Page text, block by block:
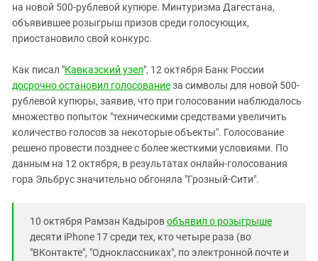
Южная Осетия
ЮФО
на новой 500-рублевой купюре. Минтуризма Дагестана,
объявившее розыгрыш призов среди голосующих,
приостановило свой конкурс.
Как писал "Кавказский узел", 12 октября Банк России
досрочно остановил голосованиеза символы для новой 500-
рублевой купюры, заявив, что при голосовании наблюдалось
множество попыток "техническими средствами увеличить
количество голосов за некоторые объекты". Голосование
решено провести позднее с более жесткими условиями. По
данным на 12 октября, в результатах онлайн-голосования
гора Эльбрус значительно обгоняла "Грозный-Сити".
10 октября Рамзан Кадыровобъявил о розыгрыше
десяти iPhone 17 среди тех, кто четыре раза (во
"ВКонтакте", "Одноклассниках", по электронной почте и